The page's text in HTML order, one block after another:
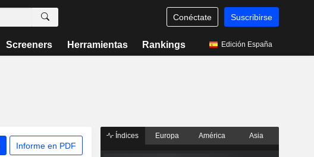
Conéctate Suscribirse
Screeners Herramientas Rankings Edición España
Informe en PDF
Índices Europa América Asia